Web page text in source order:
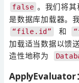
false 。我们将其
是数据库加载器。
“file.id” 和
加载适当数据以馈
造性地称为
ApplyEvaluator